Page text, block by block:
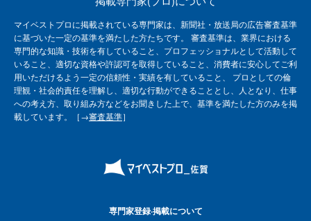
マイベストプロに掲載されている専門家は、新聞社・放送局の広告審査基準
に基づいた一定の基準を満たした方たちです。 審査基準は、業界における
専門的な知識・技術を有していること、プロフェッショナルとして活動して
いること、適切な資格や許認可を取得していること、消費者に安心してご利
用いただけるよう一定の信頼性・実績を有していること、 プロとしての倫
理観・社会的責任を理解し、適切な行動ができることとし、人となり、仕事
への考え方、取り組み方などをお聞きした上で、基準を満たした方のみを掲
載しています。［→審査基準］
専門家登録·掲載について